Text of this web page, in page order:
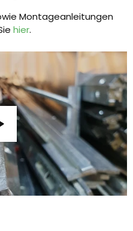
Montageanleitungen
hier.